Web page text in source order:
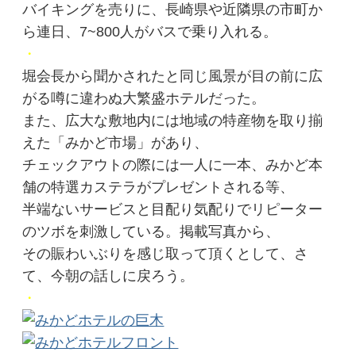
バイキングを売りに、長崎県や近隣県の市町か
ら連日、7~800人がバスで乗り入れる。
・
堀会長から聞かされたと同じ風景が目の前に広
がる噂に違わぬ大繁盛ホテルだった。
また、広大な敷地内には地域の特産物を取り揃
えた「みかど市場」があり、
チェックアウトの際には一人に一本、みかど本
舗の特選カステラがプレゼントされる等、
半端ないサービスと目配り気配りでリピーター
のツボを刺激している。掲載写真から、
その賑わいぶりを感じ取って頂くとして、さ
て、今朝の話しに戻ろう。
・